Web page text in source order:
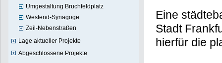
Umgestaltung Bruchfeldplatz
Westend-Synagoge
Zeil-Nebenstraßen
Lage aktueller Projekte
Abgeschlossene Projekte
Eine
Stadt
hierfür die